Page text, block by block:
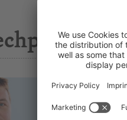
Bruno